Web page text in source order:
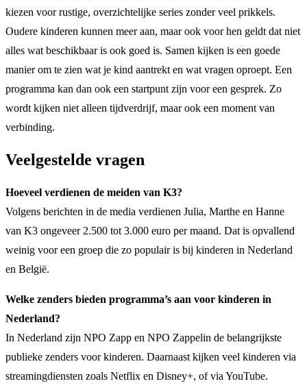
kiezen voor rustige, overzichtelijke series zonder veel prikkels.
Oudere kinderen kunnen meer aan, maar ook voor hen geldt dat niet
alles wat beschikbaar is ook goed is. Samen kijken is een goede
manier om te zien wat je kind aantrekt en wat vragen oproept. Een
programma kan dan ook een startpunt zijn voor een gesprek. Zo
wordt kijken niet alleen tijdverdrijf, maar ook een moment van
verbinding.
Veelgestelde vragen
Hoeveel verdienen de meiden van K3?
Volgens berichten in de media verdienen Julia, Marthe en Hanne
van K3 ongeveer 2.500 tot 3.000 euro per maand. Dat is opvallend
weinig voor een groep die zo populair is bij kinderen in Nederland
en België.
Welke zenders bieden programma’s aan voor kinderen in
Nederland?
In Nederland zijn NPO Zapp en NPO Zappelin de belangrijkste
publieke zenders voor kinderen. Daarnaast kijken veel kinderen via
streamingdiensten zoals Netflix en Disney+, of via YouTube.